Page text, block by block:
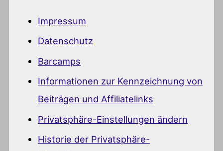
Impressum
Datenschutz
Barcamps
Informationen zur Kennzeichnung von
Beiträgen und Affiliatelinks
Privatsphäre-Einstellungen ändern
Historie der Privatsphäre-